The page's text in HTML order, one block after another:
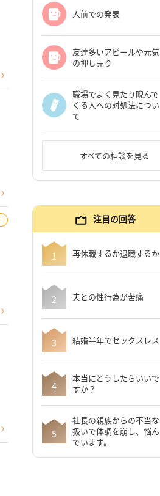
人前での発表
友達多いアピールや元気
の押し売り
職場でよく見たり睨んで
くる人への対処法につい
て
すべての相談を見る
注目の回答
再休職するか退職するか
夫との性行為が苦痛
結婚半年でセックスレス
本当にどうしたらいいで
すか？
社長の親族からの不当な
扱いで体調を崩し、悩ん
でいます。